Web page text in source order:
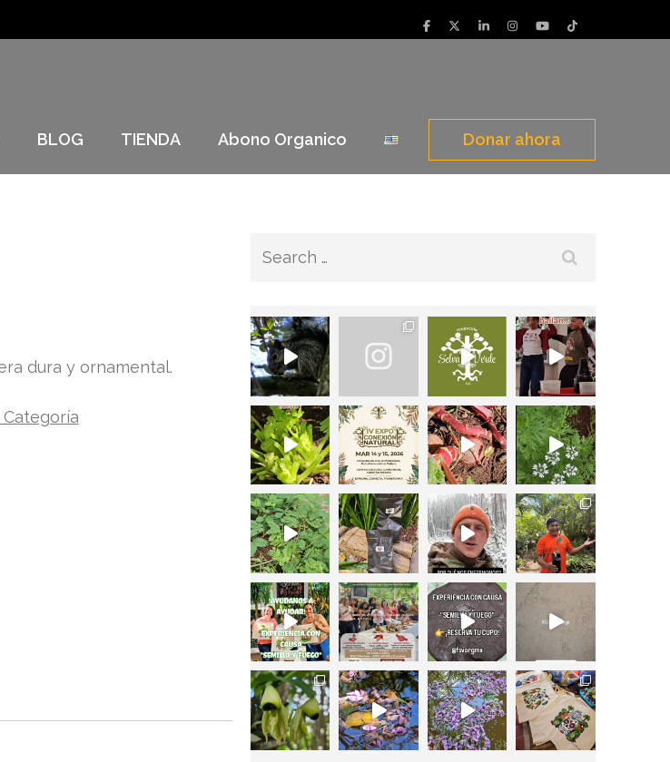
BLOG TIENDA Abono Organico Donar ahora
dura y ornamental.
Categoría
Search